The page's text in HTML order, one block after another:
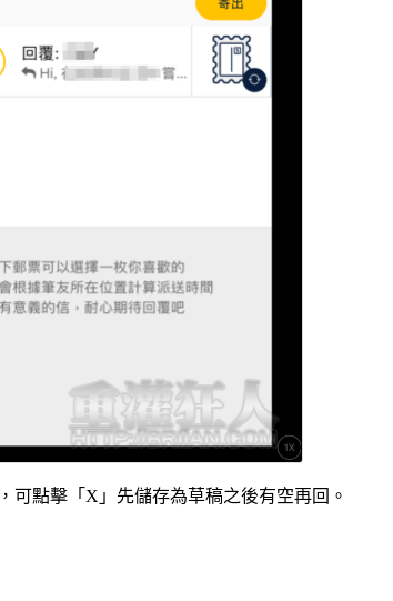
可點擊「X」先儲存為草稿之後有空再回。